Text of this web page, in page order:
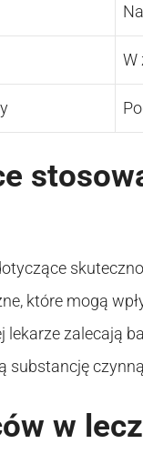
W
które mogą
zalecają
substancję
w